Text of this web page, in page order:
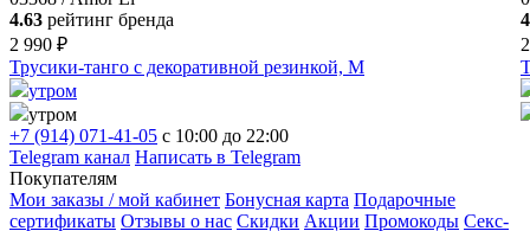
4.63 рейтинг бренда
2 990 ₽
Трусики-танго с декоративной резинкой, M
утром
утром
+7 (914) 071-41-05 c 10:00 до 22:00
Telegram канал Написать в Telegram
Покупателям
Мои заказы / мой кабинет Бонусная карта Подарочные
сертификаты Отзывы о нас Скидки Акции Промокоды Секс-